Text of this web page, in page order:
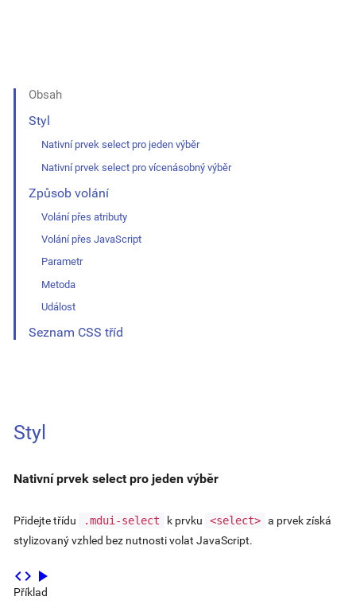
Obsah
Styl
Nativní prvek select pro jeden výběr
Nativní prvek select pro vícenásobný výběr
Způsob volání
Volání přes atributy
Volání přes JavaScript
Parametr
Metoda
Událost
Seznam CSS tříd
Styl
Nativní prvek select pro jeden výběr
Přidejte třídu .mdui-select k prvku <select> a prvek získá
stylizovaný vzhled bez nutnosti volat JavaScript.
code play_arrow
Příklad